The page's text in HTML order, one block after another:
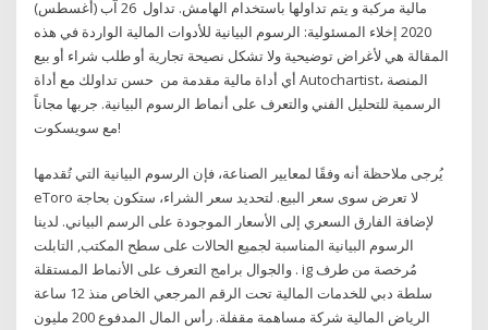
مالية مركبة و يتم تداولها باستخدام الهامش. تداول 26 آب (أغسطس)
2020 إخلاء المسئولية: الرسوم البيانية للأدوات المالية الواردة في هذه
المقالة هي لأغراض توضيحية ولا تشكل نصيحة تجارية أو طلب شراء أو بيع
أي أداة مالية مقدمة من حسن تداولك مع أداة Autochartist، المنصة
الرسمية للتحليل الفني والتعرف على أنماط الرسوم البيانية. جربها مجاناً
مع سويسكوت!
يُرجى ملاحظة أنه وفقًا لمعايير الصناعة، فإن الرسوم البيانية التي تُقدمها
eToro لا تعرض سوى سعر البيع. لتحديد سعر الشراء، ستكون بحاجة
لإضافة الفارق السعري إلى الأسعار الموجودة على الرسم البياني. لدينا
الرسوم البيانية المناسبة لجميع الحالات على سطح المكتب, التابلت
والجوال برامج التعرف على الأنماط المستقلة . ig مُرخصة من طرف
سلطة دبي للخدمات المالية تحت الرقم المرجعي الخاص منذ 12 ساعة
الرياض المالية شركة مساهمة مقفلة. رأس المال المدفوع 200 مليون